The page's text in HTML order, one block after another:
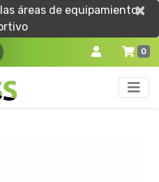
áreas de equipamiento×
×
0